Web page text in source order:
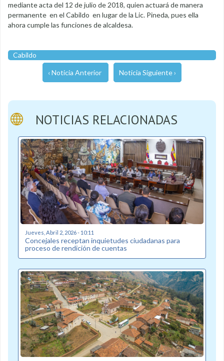
mediante acta del 12 de julio de 2018, quien actuará de manera
permanente en el Cabildo en lugar de la Lic. Pineda, pues ella
ahora cumple las funciones de alcaldesa.
Cabildo
‹ Noticia Anterior Noticia Siguiente ›
NOTICIAS RELACIONADAS
Jueves, Abril 2, 2026 - 10:11
Concejales receptan inquietudes ciudadanas para
proceso de rendición de cuentas